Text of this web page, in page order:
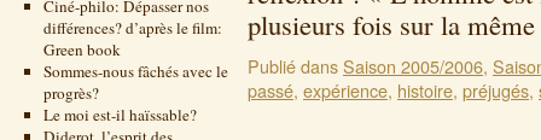
Ciné-philo: Dépasser nos
différences? d’après le film:
Green book
Sommes-nous fâchés avec le
progrès?
Le moi est-il haïssable?
plusieurs fois sur la
Publié dansSaison 2005/2006,
passé, expérience, histoire, préjugés,